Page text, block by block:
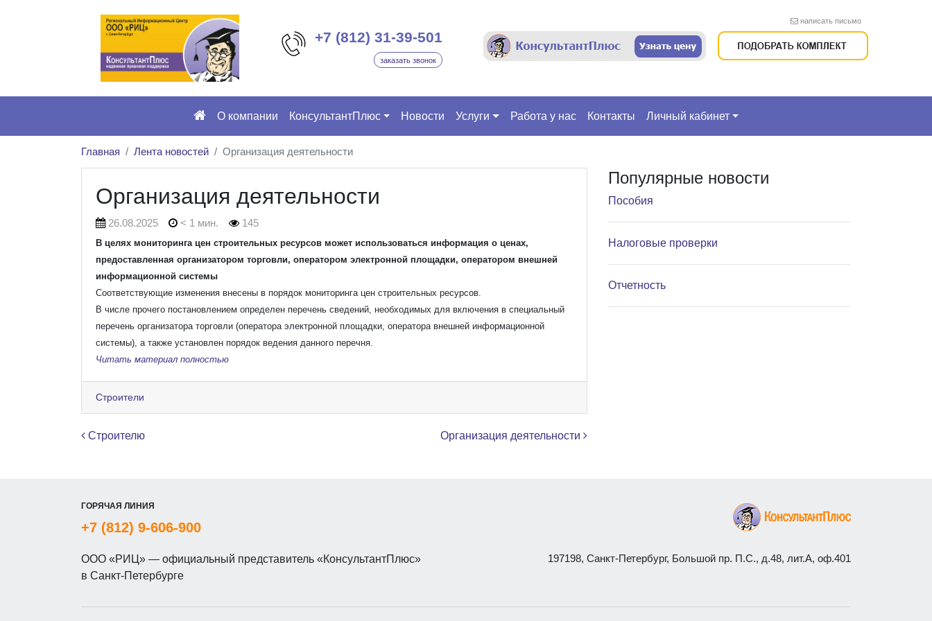
+7 (812) 31-39-501
заказать звонок
написать письмо
О компании КонсультантПлюс Новости Услуги Работа у нас Контакты Личный кабинет
Главная Лента новостей Организация деятельности
Организация деятельности
26.08.2025 < 1 мин. 145
В целях мониторинга цен строительных ресурсов может использоваться информация о ценах,
предоставленная организатором торговли, оператором электронной площадки, оператором внешней
информационной системы
Соответствующие изменения внесены в порядок мониторинга цен строительных ресурсов.
В числе прочего постановлением определен перечень сведений, необходимых для включения в специальный
перечень организатора торговли (оператора электронной площадки, оператора внешней информационной
системы), а также установлен порядок ведения данного перечня.
Читать материал полностью
Строители
Навигация по записям
Строителю Организация деятельности
Популярные новости
Пособия
Налоговые проверки
Отчетность
ГОРЯЧАЯ ЛИНИЯ
+7 (812) 9-606-900
ООО «РИЦ» — официальный представитель «КонсультантПлюс»
в Санкт-Петербурге
197198, Санкт-Петербург, Большой пр. П.С., д.48, лит.А, оф.401